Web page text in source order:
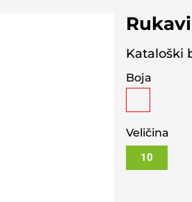
Kataloški
Boja
Veličina
10